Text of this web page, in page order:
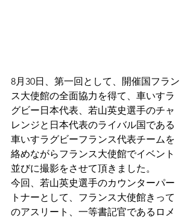
8月30日、第一回として、開催国フラン
ス大使館の全面協力を得て、車いすラ
グビー日本代表、若山英史選手のチャ
レンジと日本代表のライバル国である
車いすラグビーフランス代表チームを
絡めながらフランス大使館でイベント
並びに撮影をさせて頂きました。
今回、若山英史選手のカウンターパー
トナーとして、フランス大使館きって
のアスリート、一等書記官であるロメ